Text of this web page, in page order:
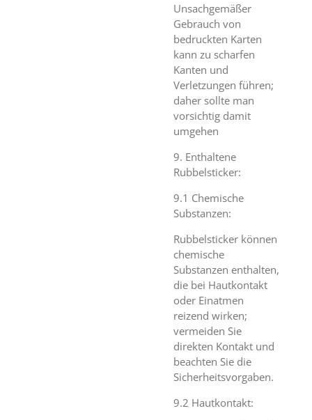
Unsachgemäßer
Gebrauch von
bedruckten Karten
kann zu scharfen
Kanten und
Verletzungen führen;
daher sollte man
vorsichtig damit
umgehen
9. Enthaltene
Rubbelsticker:
9.1 Chemische
Substanzen:
Rubbelsticker können
chemische
Substanzen enthalten,
die bei Hautkontakt
oder Einatmen
reizend wirken;
vermeiden Sie
direkten Kontakt und
beachten Sie die
Sicherheitsvorgaben.
9.2 Hautkontakt: